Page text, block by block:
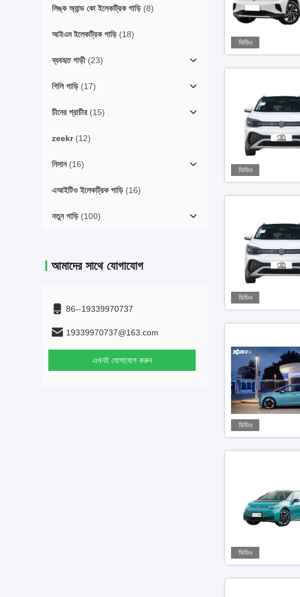
লিঙ্ক অ্যান্ড কো ইলেকট্রিক গাড়ি (8)
আইএম ইলেকট্রিক গাড়ি (18)
ব্যবহৃত গাড়ী (23)
গিলি গাড়ি (17)
চীনের প্রাচীর (15)
zeekr(12)
নিসান(16)
এআইটিও ইলেকট্রিক গাড়ি (16)
নতুন গাড়ি (100)
আমাদের সাথে যোগাযোগ
86--19339970737
19339970737@163.com
এখনই যোগাযোগ করুন
ভিডিও
ভিডিও
ভিডিও
ভিডিও
ভিডিও